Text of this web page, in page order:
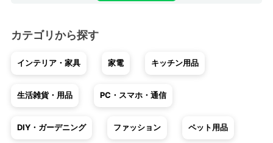
カテゴリから探す
インテリア・家具 家電 キッチン用品
生活雑貨・用品 PC・スマホ・通信
DIY・ガーデニング ファッション ペット用品